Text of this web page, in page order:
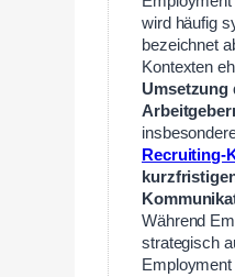
wird häufig
bezeichnet
Kontexten
Umsetzung
Recruiting-
Während
strategisch